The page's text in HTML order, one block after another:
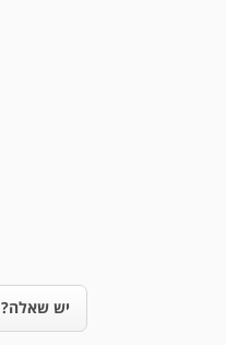
יש שאלה?